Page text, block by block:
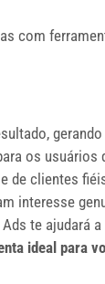
com
os
de clientes
interesse
te ajudará
ideal para